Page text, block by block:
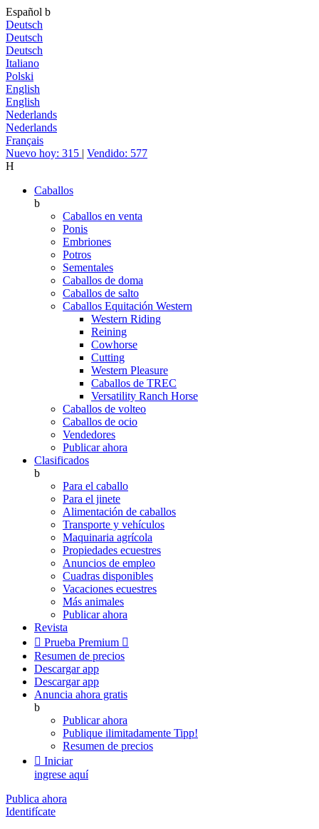
Español b
Deutsch
Deutsch
Deutsch
Italiano
Polski
English
English
Nederlands
Nederlands
Français
Nuevo hoy: 315 | Vendido: 577
H
Caballos
b
Caballos en venta
Ponis
Embriones
Potros
Sementales
Caballos de doma
Caballos de salto
Caballos Equitación Western
Western Riding
Reining
Cowhorse
Cutting
Western Pleasure
Caballos de TREC
Versatility Ranch Horse
Caballos de volteo
Caballos de ocio
Vendedores
Publicar ahora
Clasificados
b
Para el caballo
Para el jinete
Alimentación de caballos
Transporte y vehículos
Maquinaria agrícola
Propiedades ecuestres
Anuncios de empleo
Cuadras disponibles
Vacaciones ecuestres
Más animales
Publicar ahora
Revista
 Prueba Premium 
Resumen de precios
Descargar app
Descargar app
Anuncia ahora gratis
b
Publicar ahora
Publique ilimitadamente Tipp!
Resumen de precios
 Iniciar
ingrese aquí
Publica ahora
Identifícate